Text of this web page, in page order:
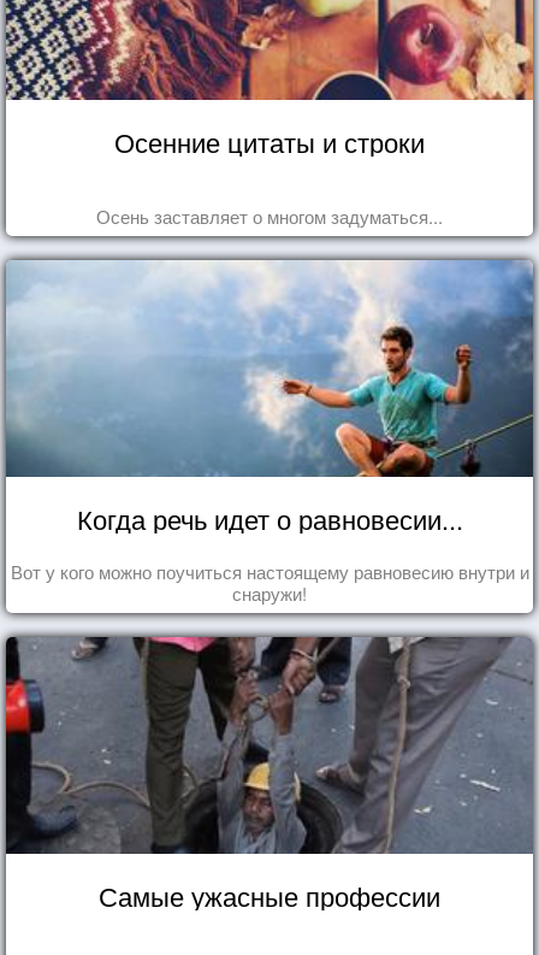
Осенние цитаты и строки
Осень заставляет о многом задуматься...
Когда речь идет о равновесии...
Вот у кого можно поучиться настоящему равновесию внутри и
снаружи!
Самые ужасные профессии